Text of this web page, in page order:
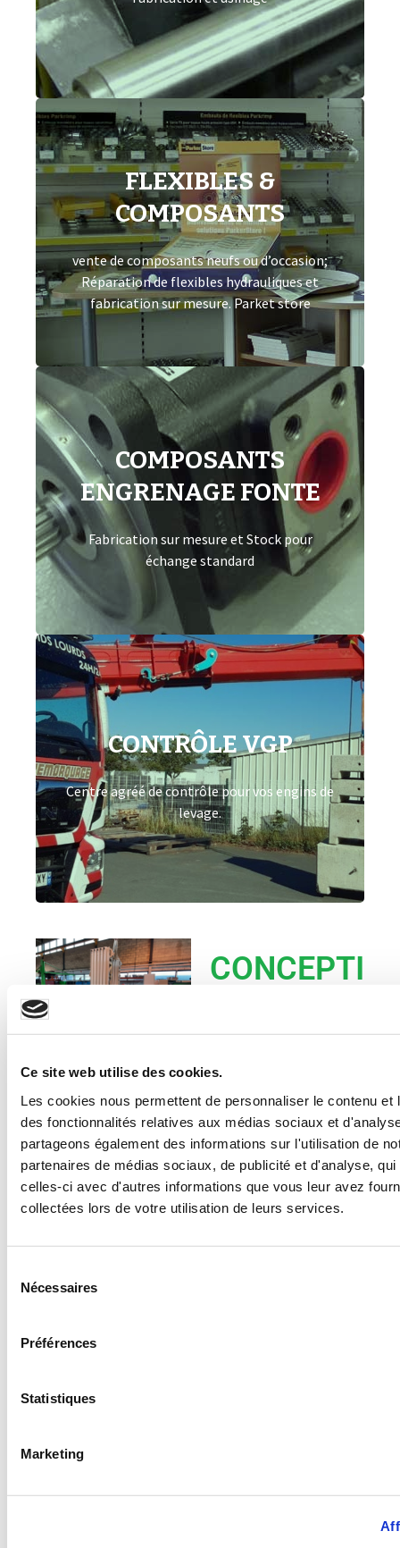
Ce site web utilise des cookies.
Les cookies nous permettent de personnaliser le contenu et
des fonctionnalités relatives aux médias sociaux et
partageons également des informations sur l'utilisation de
partenaires de médias sociaux, de publicité et d'analyse,
celles-ci avec d'autres informations que vous leur avez
collectées lors de votre utilisation de leurs services.
Nécessaires
Préférences
Statistiques
Marketing
composants hydrauliques
FLEXIBLES &
COMPOSANTS
vente de composants neufs ou d’occasion;
Réparation de flexibles hydrauliques et
fabrication sur mesure. Parket store
Flexibles & Composants
Fabrication de flexible hydraulique en atelier
ou sur site. Agent national parker et magasin
de pièces détachées Parker store
COMPOSANTS
ENGRENAGE FONTE
Fabrication sur mesure et Stock pour
échange standard
Composants engrenage fonte
Composants Parker Commercial Hydraulics
Pompes, Moteurs et Diviseurs pour Tous
Secteurs d’Activité
CONTRÔLE VGP
Centre agréé de contrôle pour vos engins de
levage.
Vérifications réglementaire (VGP) des grues
auxiliaires, équipements de levage et
chariots élévateurs
CONCEPTI
S
SPÉCIALE
S